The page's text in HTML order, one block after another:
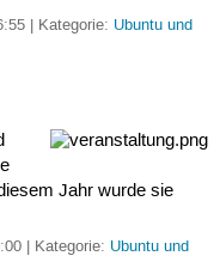
| Kategorie: Ubuntu und
Jahr wurde sie
| Kategorie: Ubuntu und